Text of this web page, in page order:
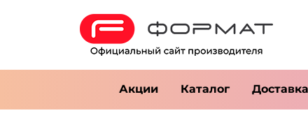
Акции Каталог Доставка